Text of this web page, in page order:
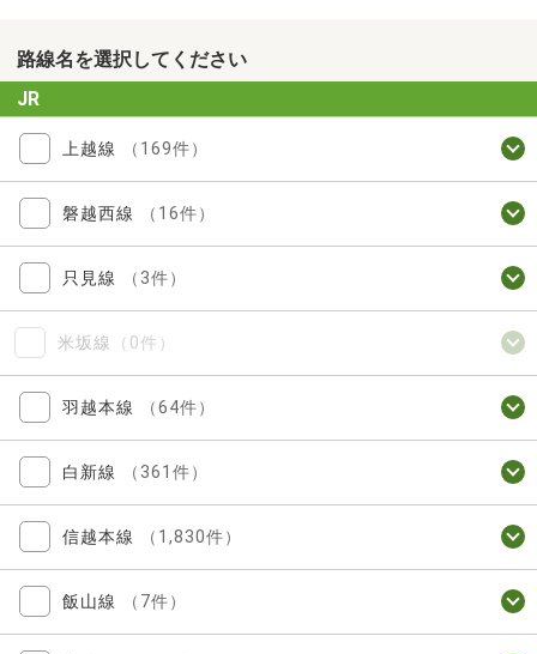
路線名を選択してください
JR
上越線 （169件）
磐越西線 （16件）
只見線 （3件）
米坂線 （0件）
羽越本線 （64件）
白新線 （361件）
信越本線 （1,830件）
飯山線 （7件）